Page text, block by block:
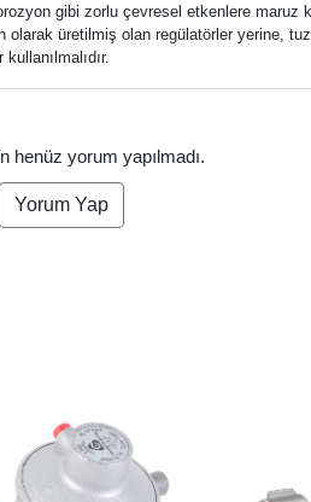
gibi zorlu çevresel etkenlere maruz
olarak üretilmiş olan regülatörler yerine,
henüz yorum yapılmadı.
Yorum Yap